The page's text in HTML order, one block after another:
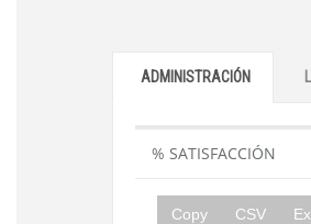
ADMINISTRACIÓN
% SATISFACCIÓN
Copy CSV